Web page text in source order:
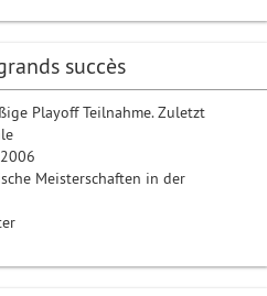
succès
Playoff Teilnahme. Zuletzt
Meisterschaften in der